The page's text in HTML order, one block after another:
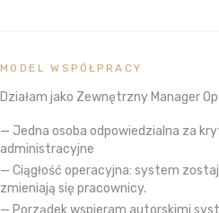
MODEL WSPÓŁPRACY
Działam jako Zewnętrzny Manager
— Jedna osoba odpowiedzialna za
administracyjne
— Ciągłość operacyjna: system
zmieniają się pracownicy.
— Porządek wspieram autorskimi